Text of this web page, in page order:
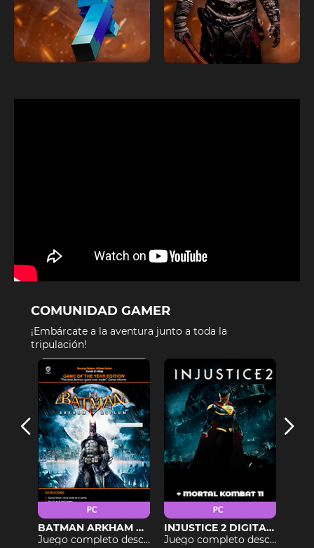
COMUNIDAD GAMER
¡Embárcate a la aventura junto a toda la
tripulación!
BATMAN ARKHAM ASYLUM / PC
Juego completo descargable
INJUSTICE 2 DIGITAL PARA PC MÁS MORTAL KOMBAT 11
Juego completo descargable